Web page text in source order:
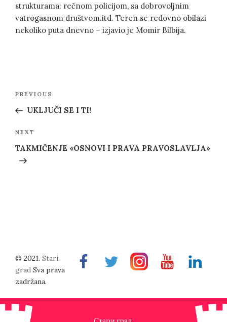
strukturama: rečnom policijom, sa dobrovoljnim
vatrogasnom društvom.itd. Teren se redovno obilazi
nekoliko puta dnevno – izjavio je Momir Bilbija.
navigation
Previous
Post
PREVIOUS
UKLJUČI SE I TI!
Next
Post
NEXT
TAKMIČENJE «OSNOVI I PRAVA PRAVOSLAVLJA»
FacebookTwitterInstragramYoutubeLinkedin
© 2021. Stari
grad Sva prava
zadržana.